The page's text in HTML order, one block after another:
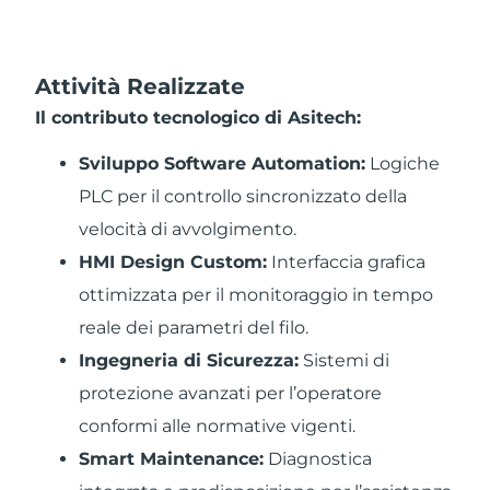
Attività Realizzate
Il contributo tecnologico di Asitech:
Sviluppo Software Automation:Logiche
PLC per il controllo sincronizzato della
velocità di avvolgimento.
HMI Design Custom:Interfaccia grafica
ottimizzata per il monitoraggio in tempo
reale dei parametri del filo.
Ingegneria di Sicurezza:Sistemi di
protezione avanzati per l’operatore
conformi alle normative vigenti.
Smart Maintenance:Diagnostica